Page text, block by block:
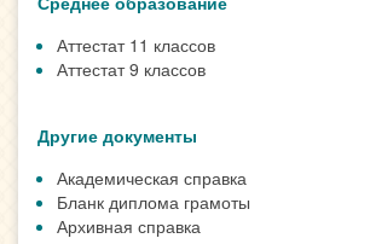
Аттестат 11 классов
Аттестат 9 классов
Другие документы
Академическая справка
Бланк диплома грамоты
Архивная справка